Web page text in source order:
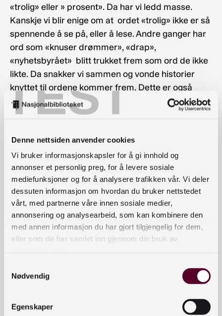
TEST
Denne nettsiden anvender cookies
Vi bruker informasjonskapsler for å gi innhold og
annonser et personlig preg, for å levere sosiale
mediefunksjoner og for å analysere trafikken vår. Vi deler
dessuten informasjon om hvordan du bruker nettstedet
vårt, med partnerne våre innen sosiale medier,
annonsering og analysearbeid, som kan kombinere den
med annen informasjon du har gjort tilgjengelig for dem,
eller som de har samlet inn gjennom din bruk av
Nødvendig
Egenskaper
«trolig» eller » prosent». Da har vi ledd masse.
Kanskje vi blir enige om at ordet «trolig» ikke er så
spennende å se på, eller å lese. Andre ganger har
ord som «knuser drømmer», «drap»,
«nyhetsbyrået» blitt trukket frem som ord de ikke
likte. Da snakker vi sammen og vonde historier
knyttet til ordene kommer frem. Dette er også
historier som må bli fortalt.
historie. Men vi kan alle merke at det ligger en
historie bak et ord. Jeg ba dem etterpå pynte på
de ordene de ikke likte. Pynte med blyanter. Lage
ansikt, blomster eller hva de ønsker. Da kommer
latteren fram igjen.
2.Maling og dikt
og maling. Bibliotekarene hjalp meg å rydde
deltagerne kunne sitte. Jeg satte maling midt på